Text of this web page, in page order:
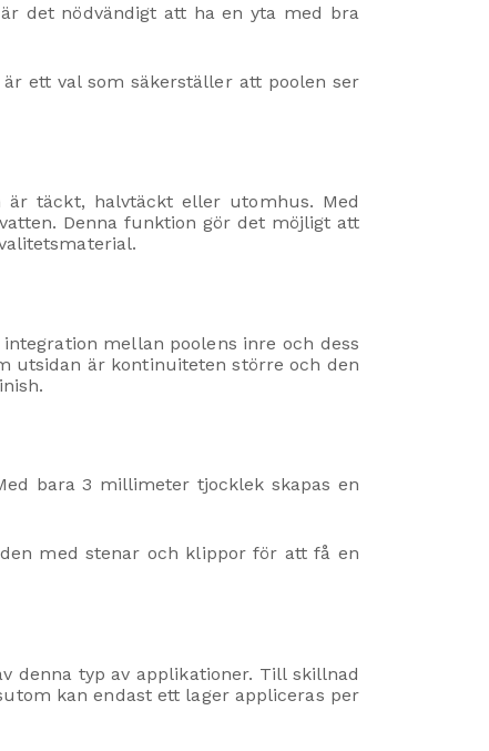
det nödvändigt att ha en yta med bra
ett val som säkerställer att poolen ser
täckt, halvtäckt eller utomhus. Med
Denna funktion gör det möjligt att
mellan poolens inre och dess
utsidan är kontinuiteten större och den
bara 3 millimeter tjocklek skapas en
med stenar och klippor för att få en
denna typ av applikationer. Till skillnad
kan endast ett lager appliceras per